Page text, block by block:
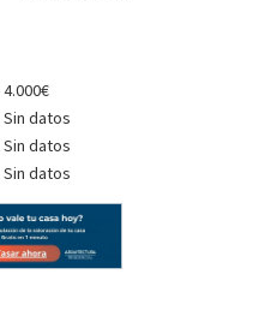
4.000€
Sin datos
Sin datos
Sin datos